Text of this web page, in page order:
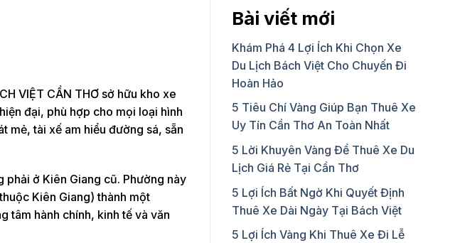
VIỆT CẦN THƠ sở hữu kho xe
đại, phù hợp cho mọi loại hình
mẻ, tài xế am hiểu đường sá, sẵn
phải ở Kiên Giang cũ. Phường này
Kiên Giang) thành một
tâm hành chính, kinh tế và văn
Bài viết mới
Khám Phá 4 Lợi Ích Khi Chọn Xe
Du Lịch Bách Việt Cho Chuyến Đi
Hoàn Hảo
5 Tiêu Chí Vàng Giúp Bạn Thuê Xe
Uy Tín Cần Thơ An Toàn Nhất
5 Lời Khuyên Vàng Để Thuê Xe Du
Lịch Giá Rẻ Tại Cần Thơ
5 Lợi Ích Bất Ngờ Khi Quyết Định
Thuê Xe Dài Ngày Tại Bách Việt
5 Lợi Ích Vàng Khi Thuê Xe Đi Lễ